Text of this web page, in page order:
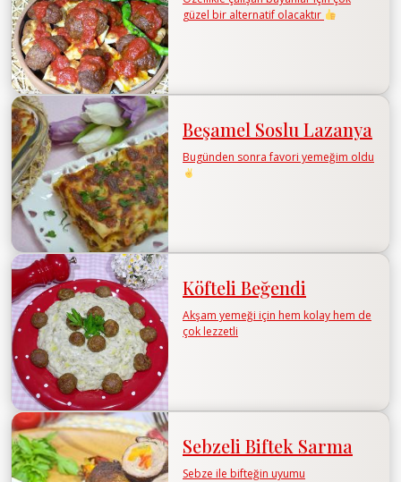
güzel bir alternatif olacaktır
Beşamel Soslu Lazanya
Bugünden sonra favori yemeğim oldu
Köfteli Beğendi
Akşam yemeği için hem kolay hem de
çok lezzetli
Sebzeli Biftek Sarma
Sebze ile bifteğin uyumu